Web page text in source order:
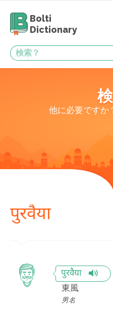
Bolti
Dictionary
他に必要ですか
पुरवैया
पुरवैया
東風
男名